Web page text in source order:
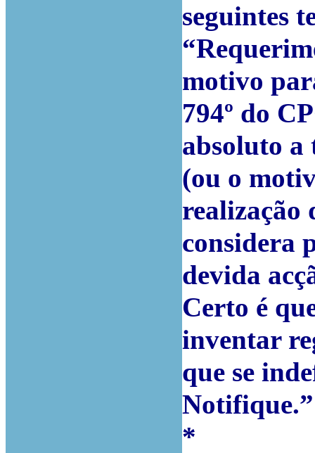
seguintes
motivo
794º do
absoluto a
(ou o
realização
considera
devida
Certo é
inventar
que se
Notifique.”
*